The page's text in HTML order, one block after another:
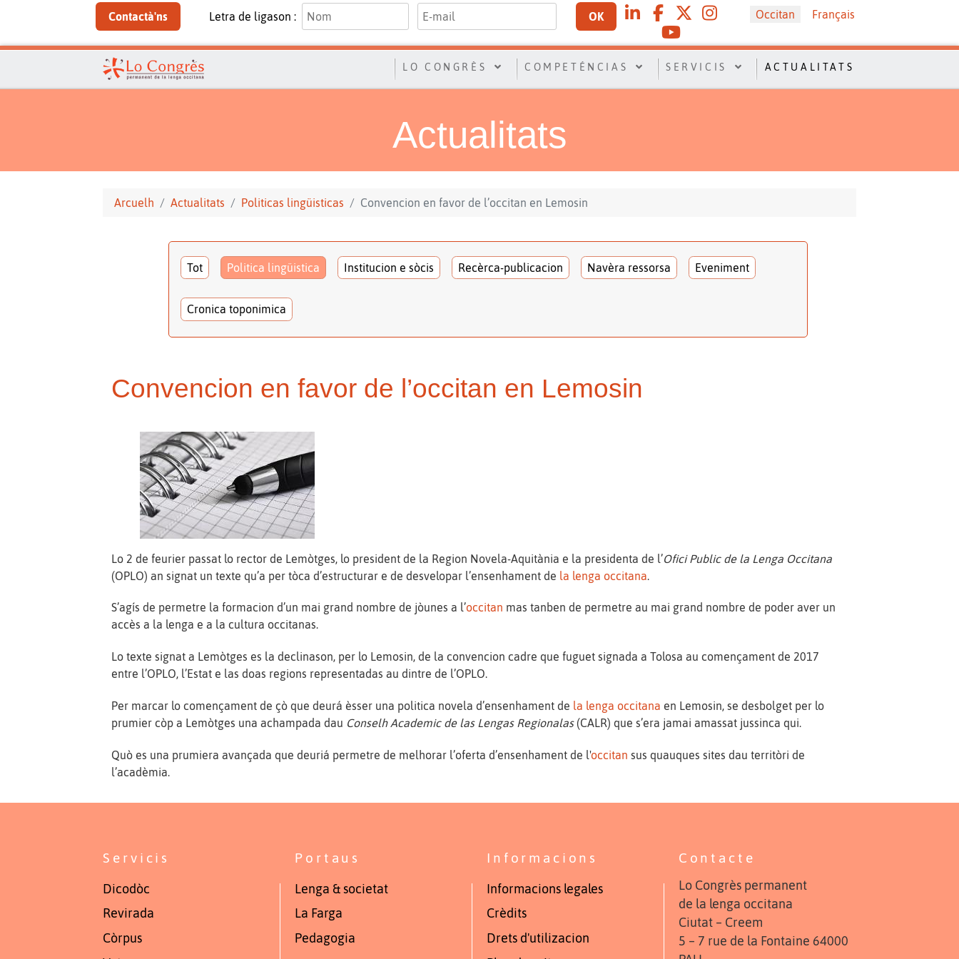
Contactà'ns Letra de ligason : OK Sélectionnez votre langue
Occitan Français
LO CONGRÈS COMPETÉNCIAS SERVICIS ACTUALITATS
Actualitats
Arcuelh Actualitats Politicas lingüisticas Convencion en favor de l’occitan en Lemosin
Tot Politica lingüistica Institucion e sòcis Recèrca-publicacion Navèra ressorsa Eveniment
Cronica toponimica
Convencion en favor de l’occitan en Lemosin
Lo 2 de feurier passat lo rector de Lemòtges, lo president de la Region Novela-Aquitània e la presidenta de l’Ofici Public de la Lenga Occitana
(OPLO) an signat un texte qu’a per tòca d’estructurar e de desvelopar l’ensenhament de la lenga occitana
S’agís de permetre la formacion d’un mai grand nombre de jòunes a l’occitan mas tanben de permetre au mai grand nombre de poder aver un
accès a la lenga e a la cultura occitanas.
Lo texte signat a Lemòtges es la declinason, per lo Lemosin, de la convencion cadre que fuguet signada a Tolosa au començament de 2017
entre l’OPLO, l’Estat e las doas regions representadas au dintre de l’OPLO.
Per marcar lo començament de çò que deurá èsser una politica novela d’ensenhament de la lenga occitana en Lemosin, se desbolget per lo
prumier còp a Lemòtges una achampada dau Conselh Academic de las Lengas Regionalas(CALR) que s’era jamai amassat jussinca qui.
Quò es una prumiera avançada que deuriá permetre de melhorar l’oferta d’ensenhament de l'occitan sus quauques sites dau territòri de
l’acadèmia.
Servicis
Dicodòc
Revirada
Còrpus
Portaus
Lenga & societat
La Farga
Pedagogia
Informacions
Informacions legales
Crèdits
Drets d'utilizacion
Contacte
Lo Congrès permanent
de la lenga occitana
Ciutat – Creem
5 – 7 rue de la Fontaine 64000